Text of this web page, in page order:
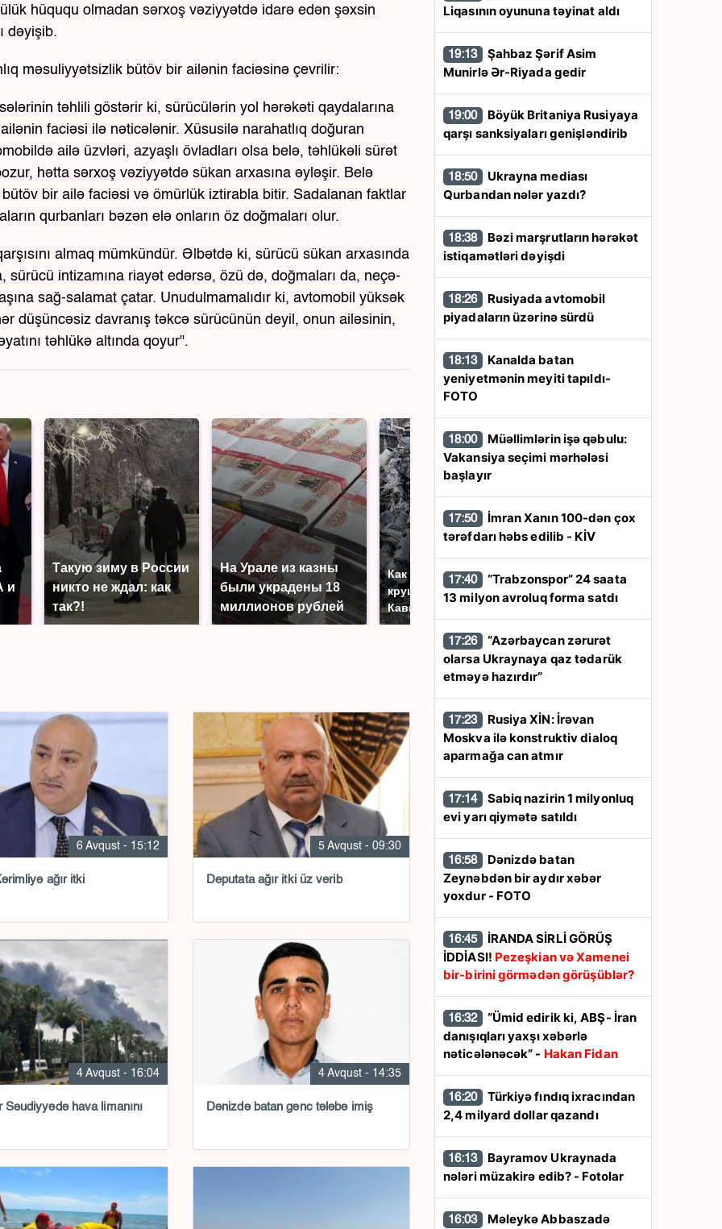
hüququ olmadan sərxoş vəziyyətdə idarə edən şəxsin
dəyişib.
məsuliyyətsizlik bütöv bir ailənin faciəsinə çevrilir:
təhlili göstərir ki, sürücülərin yol hərəkəti qaydalarına
faciəsi ilə nəticələnir. Xüsusilə narahatlıq doğuran
ailə üzvləri, azyaşlı övladları olsa belə, təhlükəli sürət
hətta sərxoş vəziyyətdə sükan arxasına əyləşir. Belə
bir ailə faciəsi və ömürlük iztirabla bitir. Sadalanan faktlar
qurbanları bəzən elə onların öz doğmaları olur.
almaq mümkündür. Əlbətdə ki, sürücü sükan arxasında
sürücü intizamına riayət edərsə, özü də, doğmaları da, neçə-
sağ-salamat çatar. Unudulmamalıdır ki, avtomobil yüksək
düşüncəsiz davranış təkcə sürücünün deyil, onun ailəsinin,
təhlükə altında qoyur".
и
Такую зиму в России
никто не ждал: как
так?!
На Урале из казны
были украдены 18
миллионов рублей
Как выглядит место
крушение вертолета на
Кавказе: смотреть
готовую еду из
магазина: список
6 Avqust - 15:12
ağır itki
5 Avqust - 09:30
Deputata ağır itki üz verib
4 Avqust - 16:04
Səudiyyədə hava limanını
4 Avqust - 14:35
Dənizdə batan gənc tələbə imiş
Liqasının oyununa təyinat aldı
19:13
Munirlə Ər-Riyada gedir
19:00
qarşı sanksiyaları genişləndirib
18:50
Qurbandan nələr yazdı?
18:38
istiqamətləri dəyişdi
18:26
piyadaların üzərinə sürdü
18:13
yeniyetmənin meyiti tapıldı-
FOTO
18:00
Vakansiya seçimi mərhələsi
başlayır
17:50
tərəfdarı həbs edilib - KİV
17:40
13 milyon avroluq forma satdı
17:26
olarsa Ukraynaya qaz tədarük
etməyə hazırdır”
17:23
Moskva ilə konstruktiv dialoq
aparmağa can atmır
17:14
evi yarı qiymətə satıldı
16:58
Zeynəbdən bir aydır xəbər
yoxdur - FOTO
16:45
İDDİASI! Pezeşkian və Xamenei
bir-birini görmədən görüşüblər?
16:32
danışıqları yaxşı xəbərlə
nəticələnəcək” - Hakan Fidan
16:20
2,4 milyard dollar qazandı
16:13
nələri müzakirə edib? - Fotolar
16:03